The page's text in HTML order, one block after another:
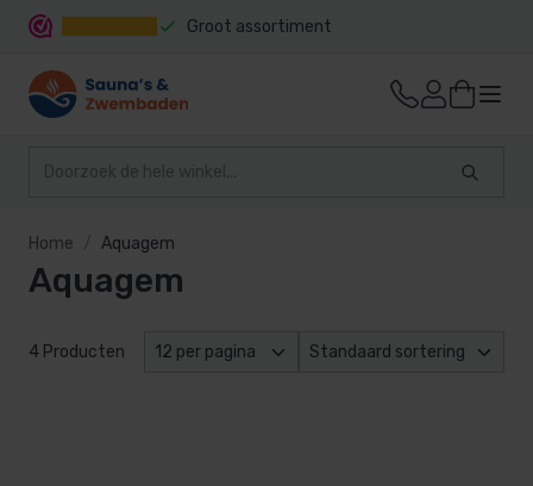
Groot assortiment
Home Aquagem
Aquagem
4 Producten